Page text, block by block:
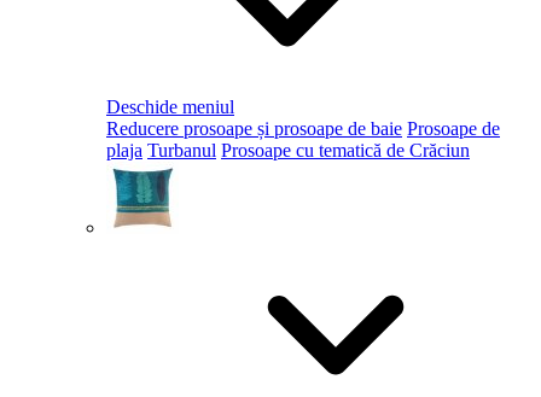
Deschide meniul
Reducere prosoape și prosoape de baie Prosoape de
plaja Turbanul Prosoape cu tematică de Crăciun